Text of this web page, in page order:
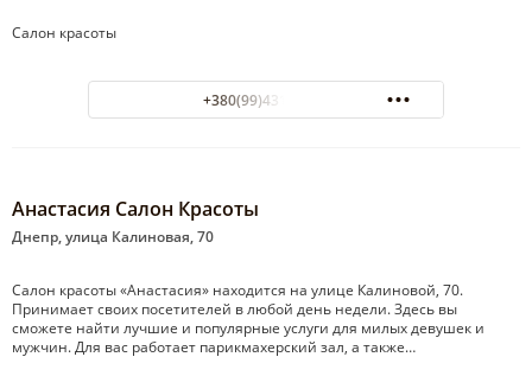
Салон красоты
+380(99)431-20-33
Анастасия Салон Красоты
Днепр, улица Калиновая, 70
Салон красоты «Анастасия» находится на улице Калиновой, 70.
Принимает своих посетителей в любой день недели. Здесь вы
сможете найти лучшие и популярные услуги для милых девушек и
мужчин. Для вас работает парикмахерский зал, а также…